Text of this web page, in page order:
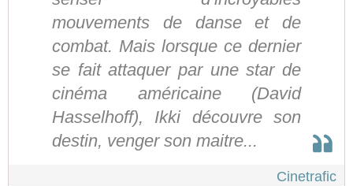
mouvements de danse et de
combat. Mais lorsque ce dernier
se fait attaquer par une star de
cinéma américaine (David
Hasselhoff), Ikki découvre son
destin, venger son maitre...
Cinetrafic